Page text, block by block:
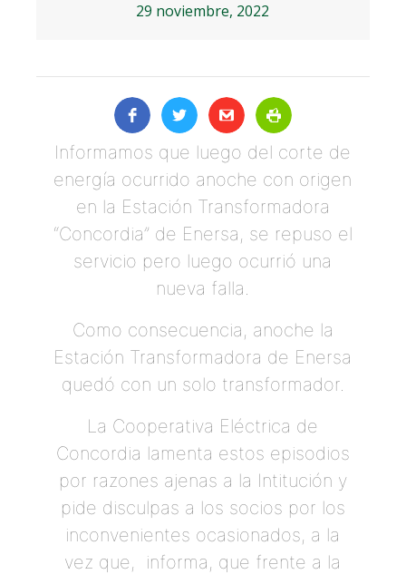
29 noviembre, 2022
Informamos que luego del corte de
energía ocurrido anoche con origen
en la Estación Transformadora
“Concordia” de Enersa, se repuso el
servicio pero luego ocurrió una
nueva falla.
Como consecuencia, anoche la
Estación Transformadora de Enersa
quedó con un solo transformador.
La Cooperativa Eléctrica de
Concordia lamenta estos episodios
por razones ajenas a la Intitución y
pide disculpas a los socios por los
inconvenientes ocasionados, a la
vez que, informa, que frente a la